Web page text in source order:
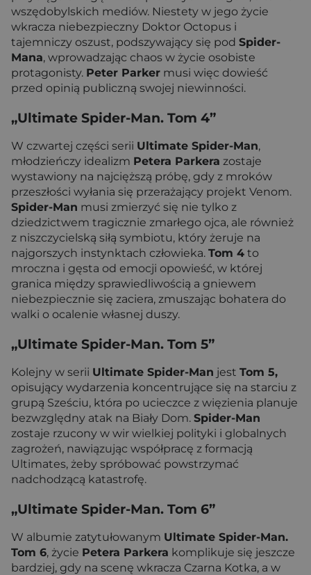
wszędobylskich mediów. Niestety w jego życie
wkracza niebezpieczny Doktor Octopus i
tajemniczy oszust, podszywający się pod Spider-
Mana, wprowadzając chaos w życie osobiste
protagonisty. Peter Parker musi więc dowieść
przed opinią publiczną swojej niewinności.
„Ultimate Spider-Man. Tom 4”
W czwartej części serii Ultimate Spider-Man,
młodzieńczy idealizm Petera Parkera zostaje
wystawiony na najcięższą próbę, gdy z mroków
przeszłości wyłania się przerażający projekt Venom.
Spider-Man musi zmierzyć się nie tylko z
dziedzictwem tragicznie zmarłego ojca, ale również
z niszczycielską siłą symbiotu, który żeruje na
najgorszych instynktach człowieka. Tom 4 to
mroczna i gęsta od emocji opowieść, w której
granica między sprawiedliwością a gniewem
niebezpiecznie się zaciera, zmuszając bohatera do
walki o ocalenie własnej duszy.
„Ultimate Spider-Man. Tom 5”
Kolejny w serii Ultimate Spider-Man jest Tom 5,
opisujący wydarzenia koncentrujące się na starciu z
grupą Sześciu, która po ucieczce z więzienia planuje
bezwzględny atak na Biały Dom. Spider-Man
zostaje rzucony w wir wielkiej polityki i globalnych
zagrożeń, nawiązując współpracę z formacją
Ultimates, żeby spróbować powstrzymać
nadchodzącą katastrofę.
„Ultimate Spider-Man. Tom 6”
W albumie zatytułowanym Ultimate Spider-Man.
Tom 6, życie Petera Parkera komplikuje się jeszcze
bardziej, gdy na scenę wkracza Czarna Kotka, a w